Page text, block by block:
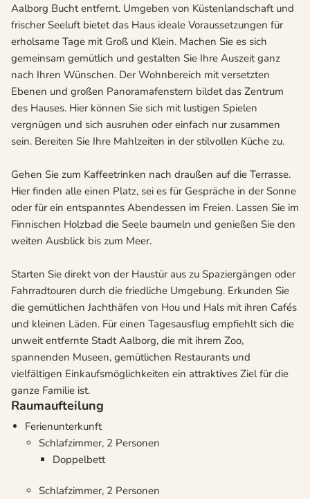
Aalborg Bucht entfernt. Umgeben von Küstenlandschaft und
frischer Seeluft bietet das Haus ideale Voraussetzungen für
erholsame Tage mit Groß und Klein. Machen Sie es sich
gemeinsam gemütlich und gestalten Sie Ihre Auszeit ganz
nach Ihren Wünschen. Der Wohnbereich mit versetzten
Ebenen und großen Panoramafenstern bildet das Zentrum
des Hauses. Hier können Sie sich mit lustigen Spielen
vergnügen und sich ausruhen oder einfach nur zusammen
sein. Bereiten Sie Ihre Mahlzeiten in der stilvollen Küche zu.
Gehen Sie zum Kaffeetrinken nach draußen auf die Terrasse.
Hier finden alle einen Platz, sei es für Gespräche in der Sonne
oder für ein entspanntes Abendessen im Freien. Lassen Sie im
Finnischen Holzbad die Seele baumeln und genießen Sie den
weiten Ausblick bis zum Meer.
Starten Sie direkt von der Haustür aus zu Spaziergängen oder
Fahrradtouren durch die friedliche Umgebung. Erkunden Sie
die gemütlichen Jachthäfen von Hou und Hals mit ihren Cafés
und kleinen Läden. Für einen Tagesausflug empfiehlt sich die
unweit entfernte Stadt Aalborg, die mit ihrem Zoo,
spannenden Museen, gemütlichen Restaurants und
vielfältigen Einkaufsmöglichkeiten ein attraktives Ziel für die
ganze Familie ist.
Raumaufteilung
Ferienunterkunft
Schlafzimmer, 2 Personen
Doppelbett
Schlafzimmer, 2 Personen